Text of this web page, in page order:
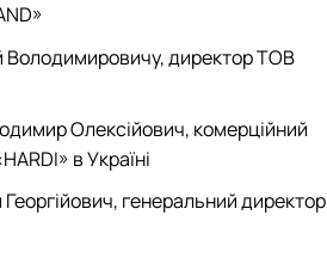
директор ТОВ
Олексійович, комерційний
в Україні
генеральний директор